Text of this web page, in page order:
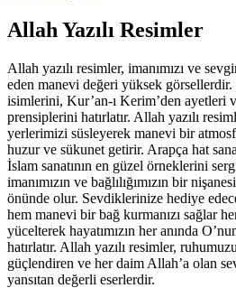
Allah Yazılı Resimler
Allah yazılı resimler, imanımızı ve
eden manevi değeri yüksek
isimlerini, Kur’an-ı Kerim’den ayetleri
prensiplerini hatırlatır. Allah yazılı
yerlerimizi süsleyerek manevi bir
huzur ve sükunet getirir. Arapça hat
İslam sanatının en güzel örneklerini
imanımızın ve bağlılığımızın bir
önünde olur. Sevdiklerinize hediye
hem manevi bir bağ kurmanızı sağlar
yücelterek hayatımızın her anında
hatırlatır. Allah yazılı resimler,
güçlendiren ve her daim Allah’a olan
yansıtan değerli eserlerdir.